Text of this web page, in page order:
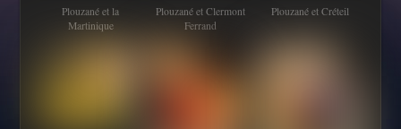
Plouzané et la
Martinique
Plouzané et Clermont
Ferrand
Plouzané et Créteil